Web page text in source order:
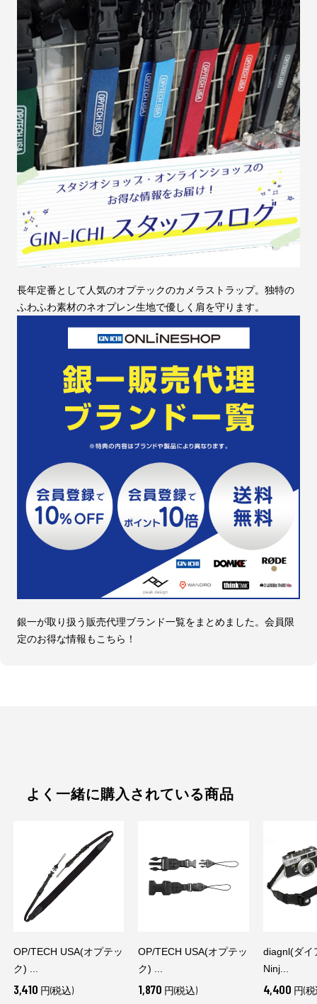
長年定番として人気のオプテックのカメラストラップ。独特の
ふわふわ素材のネオプレン生地で優しく肩を守ります。
銀一が取り扱う販売代理ブランド一覧をまとめました。会員限
定のお得な情報もこちら！
よく一緒に購入されている商品
OP/TECH USA(オプテッ
ク) ...
3,410 円(税込)
OP/TECH USA(オプテッ
ク) ...
1,870 円(税込)
diagnl(ダイ
Ninj...
4,400 円(税